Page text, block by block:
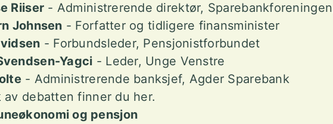
Riiser - Administrerende direktør,
Johnsen - Forfatter og tidligere finansminister
- Forbundsleder, Pensjonistforbundet
Yagci - Leder, Unge Venstre
- Administrerende banksjef, Agder Sparebank
av debatten finner du her.
og pensjon